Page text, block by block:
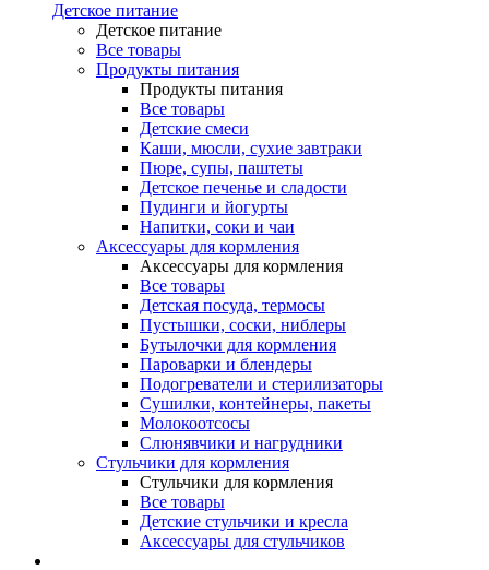
Детское питание
Детское питание
Все товары
Продукты питания
Продукты питания
Все товары
Детские смеси
Каши, мюсли, сухие завтраки
Пюре, супы, паштеты
Детское печенье и сладости
Пудинги и йогурты
Напитки, соки и чаи
Аксессуары для кормления
Аксессуары для кормления
Все товары
Детская посуда, термосы
Пустышки, соски, ниблеры
Бутылочки для кормления
Пароварки и блендеры
Подогреватели и стерилизаторы
Сушилки, контейнеры, пакеты
Молокоотсосы
Слюнявчики и нагрудники
Стульчики для кормления
Стульчики для кормления
Все товары
Детские стульчики и кресла
Аксессуары для стульчиков